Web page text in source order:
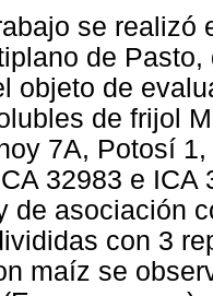
se realizó
de
objeto de
de frijol
7A, Potosí
32983 e
de asociación
con 3
maíz se